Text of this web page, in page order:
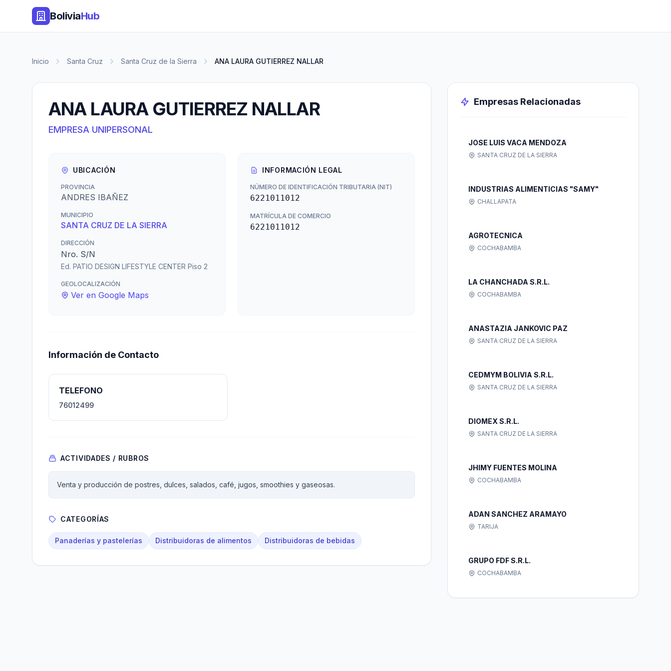
BoliviaHub
Inicio Santa Cruz Santa Cruz de la Sierra ANA LAURA GUTIERREZ NALLAR
ANA LAURA GUTIERREZ NALLAR
EMPRESA UNIPERSONAL
UBICACIÓN
PROVINCIA
ANDRES IBAÑEZ
MUNICIPIO
SANTA CRUZ DE LA SIERRA
DIRECCIÓN
Nro. S/N
Ed. PATIO DESIGN LIFESTYLE CENTER Piso 2
GEOLOCALIZACIÓN
Ver en Google Maps
INFORMACIÓN LEGAL
NÚMERO DE IDENTIFICACIÓN TRIBUTARIA (NIT)
6221011012
MATRÍCULA DE COMERCIO
6221011012
Información de Contacto
TELEFONO
76012499
ACTIVIDADES / RUBROS
Venta y producción de postres, dulces, salados, café, jugos, smoothies y gaseosas.
CATEGORÍAS
Panaderías y pastelerías Distribuidoras de alimentos Distribuidoras de bebidas
Empresas Relacionadas
JOSE LUIS VACA MENDOZA
SANTA CRUZ DE LA SIERRA
INDUSTRIAS ALIMENTICIAS "SAMY"
CHALLAPATA
AGROTECNICA
COCHABAMBA
LA CHANCHADA S.R.L.
COCHABAMBA
ANASTAZIA JANKOVIC PAZ
SANTA CRUZ DE LA SIERRA
CEDMYM BOLIVIA S.R.L.
SANTA CRUZ DE LA SIERRA
DIOMEX S.R.L.
SANTA CRUZ DE LA SIERRA
JHIMY FUENTES MOLINA
COCHABAMBA
ADAN SANCHEZ ARAMAYO
TARIJA
GRUPO FDF S.R.L.
COCHABAMBA